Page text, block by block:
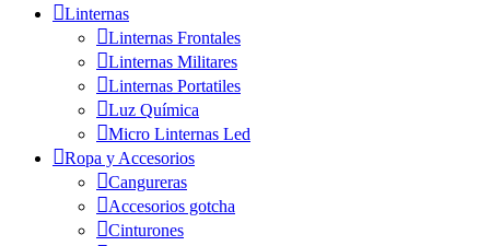
Linternas
Linternas Frontales
Linternas Militares
Linternas Portatiles
Luz Química
Micro Linternas Led
Ropa y Accesorios
Cangureras
Accesorios gotcha
Cinturones